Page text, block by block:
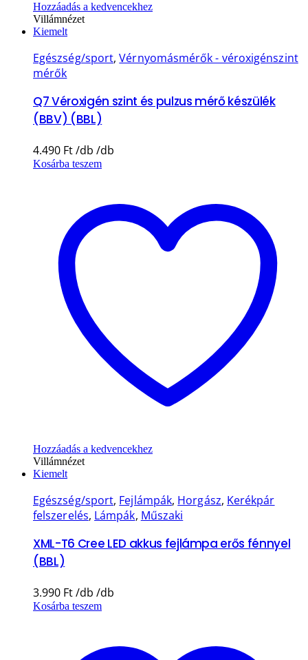
Hozzáadás a kedvencekhez
Villámnézet
Kiemelt
Egészség/sport,Vérnyomásmérők - véroxigénszint
mérők
Q7 Véroxigén szint és pulzus mérő készülék
(BBV) (BBL)
4.490 Ft
Kosárba teszem
Hozzáadás a kedvencekhez
Villámnézet
Kiemelt
Egészség/sport, Fejlámpák, Horgász, Kerékpár
felszerelés, Lámpák, Műszaki
XML-T6 Cree LED akkus fejlámpa erős fénnyel
(BBL)
3.990 Ft
Kosárba teszem